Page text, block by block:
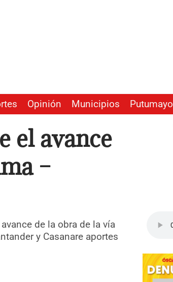
Opinión Municipios Putumayo
el avance
–
de la obra de la vía
y Casanare aportes